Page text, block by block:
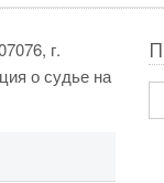
г.
о судье на